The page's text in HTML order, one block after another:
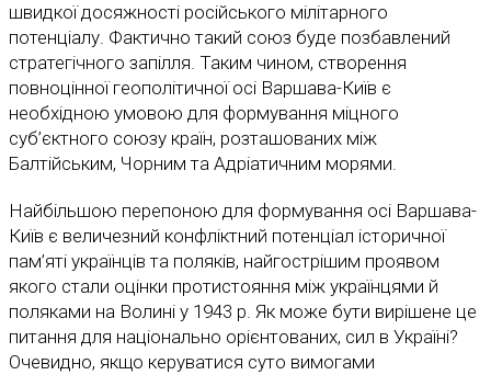
швидкої досяжності російського мілітарного
потенціалу. Фактично такий союз буде позбавлений
стратегічного запілля. Таким чином, створення
повноцінної геополітичної осі Варшава-Київ є
необхідною умовою для формування міцного
суб’єктного союзу країн, розташованих між
Балтійським, Чорним та Адріатичним морями.
Найбільшою перепоною для формування осі Варшава-
Київ є величезний конфліктний потенціал історичної
пам’яті українців та поляків, найгострішим проявом
якого стали оцінки протистояння між українцями й
поляками на Волині у 1943 р. Як може бути вирішене це
питання для національно орієнтованих, сил в Україні?
Очевидно, якщо керуватися суто вимогами